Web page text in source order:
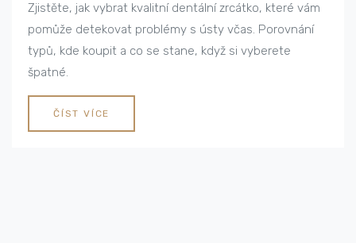
Zjistěte, jak vybrat kvalitní dentální zrcátko, které vám
pomůže detekovat problémy s ústy včas. Porovnání
typů, kde koupit a co se stane, když si vyberete
špatné.
ČÍST VÍCE